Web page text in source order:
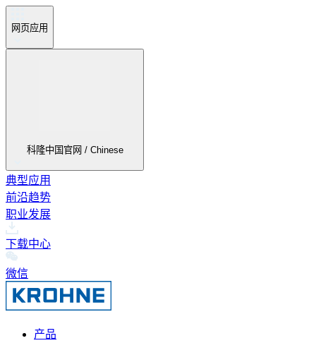
网页应用
科隆中国官网 / Chinese
典型应用
前沿趋势
职业发展
下载中心
微信
产品